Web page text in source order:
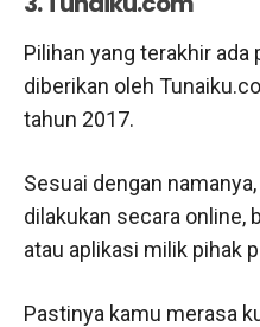
Pilihan yang terakhir ada
diberikan oleh
tahun 2017.
Sesuai dengan
dilakukan secara online,
atau aplikasi milik pihak
Pastinya kamu merasa